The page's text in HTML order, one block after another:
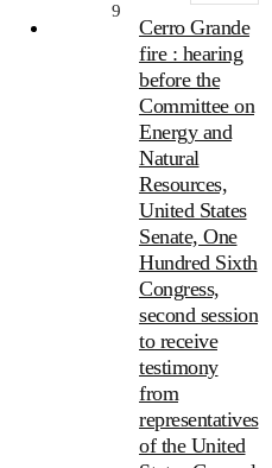
9
Cerro Grande
fire : hearing
before the
Committee on
Energy and
Natural
Resources,
United States
Senate, One
Hundred Sixth
Congress,
second session
to receive
testimony
from
representatives
of the United